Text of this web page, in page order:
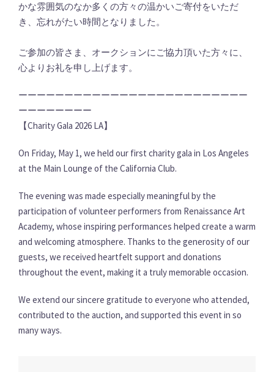
かな雰囲気のなか多くの方々の温かいご寄付をいただ
き、忘れがたい時間となりました。
ご参加の皆さま、オークションにご協力頂いた方々に、
心よりお礼を申し上げます。
ーーーーーーーーーーーーーーーーーーーーーーーーー
ーーーーーーーー
【Charity Gala 2026 LA】
On Friday, May 1, we held our first charity gala in Los Angeles
at the Main Lounge of the California Club.
The evening was made especially meaningful by the
participation of volunteer performers from Renaissance Art
Academy, whose inspiring performances helped create a warm
and welcoming atmosphere. Thanks to the generosity of our
guests, we received heartfelt support and donations
throughout the event, making it a truly memorable occasion.
We extend our sincere gratitude to everyone who attended,
contributed to the auction, and supported this event in so
many ways.